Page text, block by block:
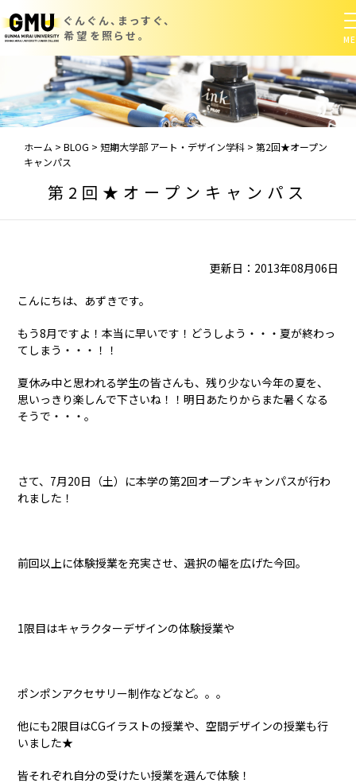
ぐんぐん、まっすぐ、
希望を照らせ。
ホーム > BLOG > 短期大学部 アート・デザイン学科 > 第2回★オープン
キャンパス
第2回★オープンキャンパス
更新日：2013年08月06日
こんにちは、あずきです。
もう8月ですよ！本当に早いです！どうしよう・・・夏が終わっ
てしまう・・・！！
夏休み中と思われる学生の皆さんも、残り少ない今年の夏を、
思いっきり楽しんで下さいね！！明日あたりからまた暑くなる
そうで・・・。
さて、7月20日（土）に本学の第2回オープンキャンパスが行わ
れました！
前回以上に体験授業を充実させ、選択の幅を広げた今回。
1限目はキャラクターデザインの体験授業や
ポンポンアクセサリー制作などなど。。。
他にも2限目はCGイラストの授業や、空間デザインの授業も行
いました★
皆それぞれ自分の受けたい授業を選んで体験！